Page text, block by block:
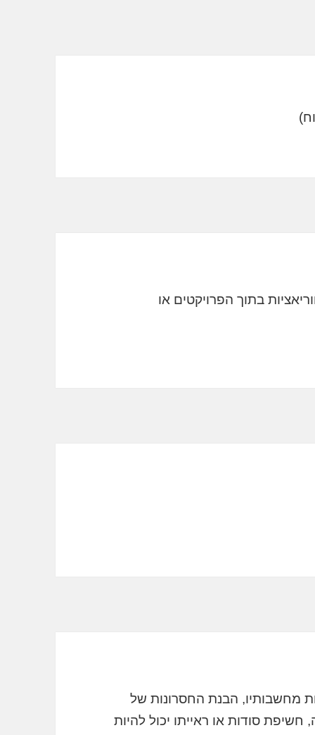
בתוך הפרויקטים או
מחשבותיו, הבנת החסרונות של
סודות או ראייתו יכול להיות